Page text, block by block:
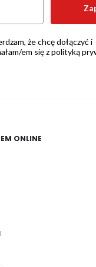
że chcę dołączyć i
em się z polityką
ONLINE